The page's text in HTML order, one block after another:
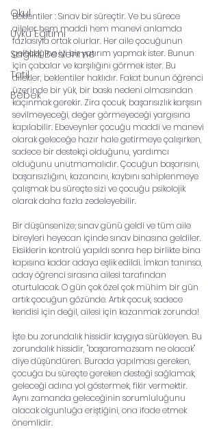
Okul
Uyku Eğitimi
Sağlıklı Beslenme
Tatil
Bebek
Beklentiler : Sınav bir süreçtir. Ve bu sürece
aileler hem maddi hem manevi anlamda
fazlasıyla ortak olurlar. Her aile çocuğunun
geleceğine iyi bir yatırım yapmak ister. Bunun
için çabalar ve karşılığını görmek ister. Bu
dilekler, beklentiler haklıdır. Fakat bunun öğrenci
üzerinde bir yük, bir baskı nedeni olmasından
kaçınmak gerekir. Zira çocuk, başarısızlık karşısın
sevilmeyeceği, değer görmeyeceği yargısına
kapılabilir. Ebeveynler çocuğu maddi ve manevi
olarak geleceğe hazır hale getirmeye çalışırken,
sadece bir destekçi olduğunu, yardımcı
olduğunu unutmamalıdır. Çocuğun başarısını,
başarısızlığını, kazancını, kaybını sahiplenmeye
çalışmak bu süreçte sizi ve çocuğu psikolojik
olarak daha fazla zedeleyebilir.
Bir düşünsenize; sınav günü geldi ve tüm aile
bireyleri heyecan içinde sınav binasına geldiler.
Eksiklerin kontrolü yapıldı sonra hep birlikte bina
kapısına kadar adaya eşlik edildi. İmkan tanınsa,
aday öğrenci sırasına ailesi tarafından
oturtulacak. O gün çok özel çok mühim bir gün
artık çocuğun gözünde. Artık çocuk, sadece
kendisi için değil, ailesi için kazanmak zorunda!
İşte bu zorundalık hissidir kaygıya sürükleyen. Bu
zorundalık hissidir, "başaramazsam ne olacak"
diye düşündüren. Burada yapılması gereken,
çocuğa bu süreçte gereken desteği sağlamak,
geleceği adına yol göstermek, fikir vermektir.
Aynı zamanda geleceğinin sorumluluğunu
alacak olgunluğa eriştiğini, ona ifade etmek
önemlidir.